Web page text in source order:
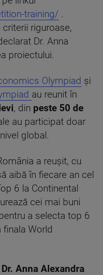
training/ .
riguroase,
Dr. Anna
proiectului.
Olympiad și
au reunit în
, din peste 50 de
au participat doar
global.
a reușit, cu
aibă în fiecare an cel
6 la Continental
cei mai buni
a selecta top 6
World
Dr. Anna Alexandra